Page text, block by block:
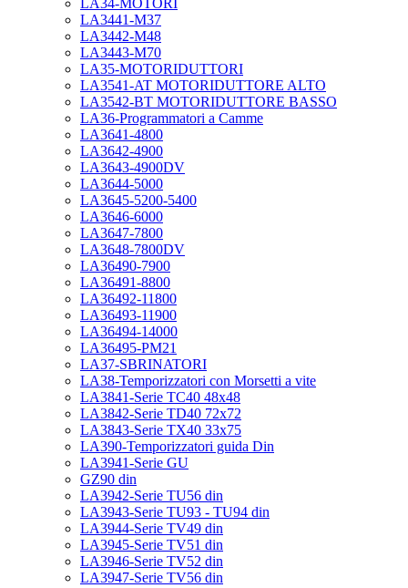
LA34-MOTORI
LA3441-M37
LA3442-M48
LA3443-M70
LA35-MOTORIDUTTORI
LA3541-AT MOTORIDUTTORE ALTO
LA3542-BT MOTORIDUTTORE BASSO
LA36-Programmatori a Camme
LA3641-4800
LA3642-4900
LA3643-4900DV
LA3644-5000
LA3645-5200-5400
LA3646-6000
LA3647-7800
LA3648-7800DV
LA36490-7900
LA36491-8800
LA36492-11800
LA36493-11900
LA36494-14000
LA36495-PM21
LA37-SBRINATORI
LA38-Temporizzatori con Morsetti a vite
LA3841-Serie TC40 48x48
LA3842-Serie TD40 72x72
LA3843-Serie TX40 33x75
LA390-Temporizzatori guida Din
LA3941-Serie GU
GZ90 din
LA3942-Serie TU56 din
LA3943-Serie TU93 - TU94 din
LA3944-Serie TV49 din
LA3945-Serie TV51 din
LA3946-Serie TV52 din
LA3947-Serie TV56 din